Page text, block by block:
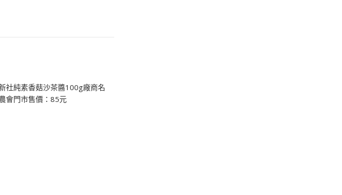
社純素香菇沙茶醬100g廠商名
會門市售價：85元